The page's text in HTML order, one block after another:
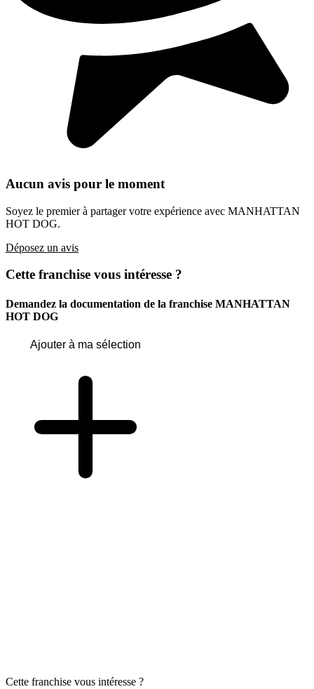
Aucun avis pour le moment
Soyez le premier à partager votre expérience avec MANHATTAN
HOT DOG.
Déposez un avis
Cette franchise vous intéresse ?
Demandez la documentation de la franchise MANHATTAN
HOT DOG
Ajouter à ma sélection
Cette franchise vous intéresse ?